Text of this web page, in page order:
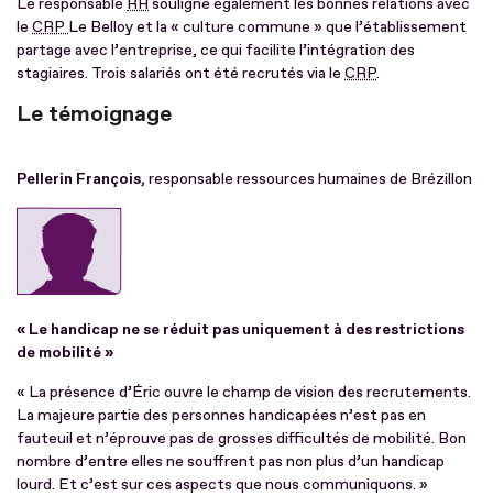
le CRP Le Belloy et la « culture commune » que l’établissement
partage avec l’entreprise, ce qui facilite l’intégration des
stagiaires. Trois salariés ont été recrutés via le CRP.
Le témoignage
Pellerin François, responsable ressources humaines de Brézillon
« Le handicap ne se réduit pas uniquement à des restrictions
de mobilité »
« La présence d’Éric ouvre le champ de vision des recrutements.
La majeure partie des personnes handicapées n’est pas en
fauteuil et n’éprouve pas de grosses difficultés de mobilité. Bon
nombre d’entre elles ne souffrent pas non plus d’un handicap
lourd. Et c’est sur ces aspects que nous communiquons. »